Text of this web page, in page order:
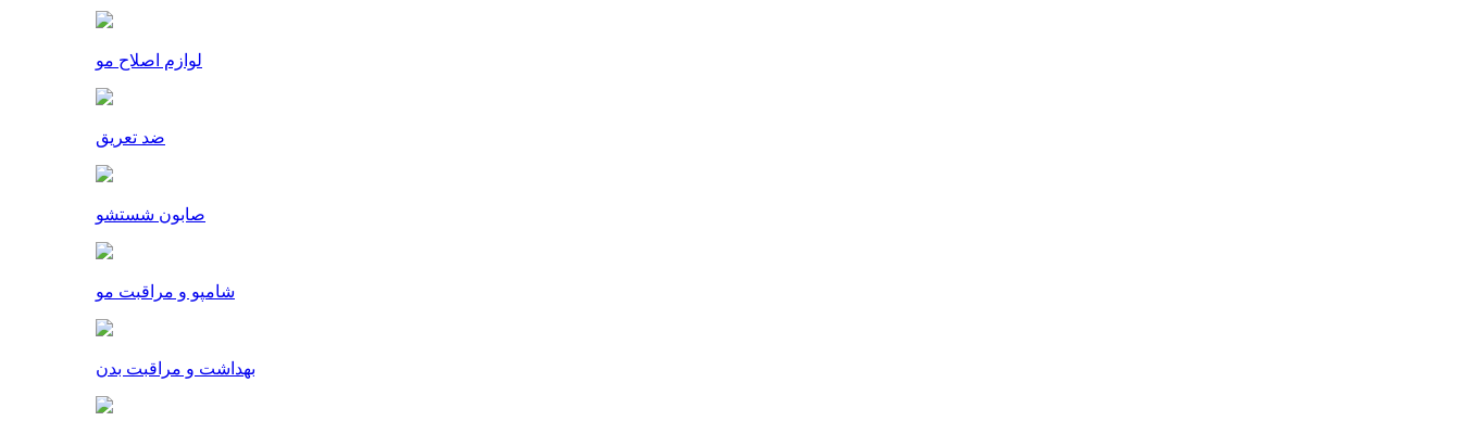
لوازم اصلاح مو
ضد تعریق
صابون شستشو
شامپو و مراقبت مو
بهداشت و مراقبت بدن